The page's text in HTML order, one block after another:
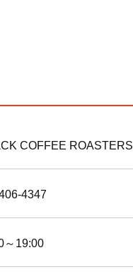
COFFEE ROASTERS
4347
～19:00